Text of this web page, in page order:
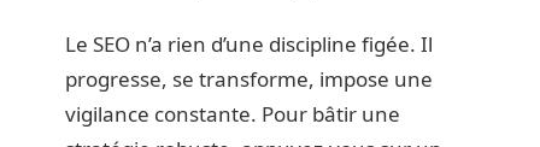
Le SEO n’a rien d’une discipline figée. Il
progresse, se transforme, impose une
vigilance constante. Pour bâtir une